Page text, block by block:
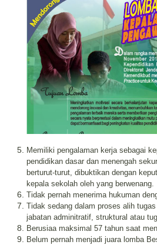
Memiliki pengalaman kerja sebagai
pendidikan dasar dan menengah
berturut-turut, dibuktikan dengan
kepala sekolah oleh yang berwenang.
Tidak pernah menerima hukuman
Tidak sedang dalam proses alih
jabatan adminitratif, struktural atau
Berusiaa maksimal 57 tahun saat
Belum pernah menjadi juara lomba